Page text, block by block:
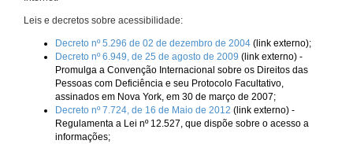
Leis e decretos sobre acessibilidade:
Decreto nº 5.296 de 02 de dezembro de 2004 (link externo);
Decreto nº 6.949, de 25 de agosto de 2009 (link externo) -
Promulga a Convenção Internacional sobre os Direitos das
Pessoas com Deficiência e seu Protocolo Facultativo,
assinados em Nova York, em 30 de março de 2007;
Decreto nº 7.724, de 16 de Maio de 2012 (link externo) -
Regulamenta a Lei nº 12.527, que dispõe sobre o acesso a
informações;